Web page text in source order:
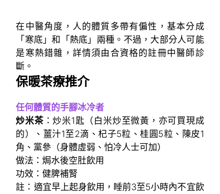
在中醫角度，人的體質多帶有偏性，基本分成
「寒底」和「熱底」兩種。不過，大部分人可能
是寒熱錯雜，詳情須由合資格的註冊中醫師診
斷。
保暖茶療推介
任何體質的手腳冰冷者
炒米茶：炒米1匙（白米炒至微黃，亦可買現成
的）、薑汁1至2滴、杞子5粒、桂圓5粒、陳皮1
角、黨參（身體虛弱、怕冷人士可加）
做法：焗水後空肚飲用
功效：健脾補腎
註：適宜早上起身飲用，睡前3至5小時內不宜飲